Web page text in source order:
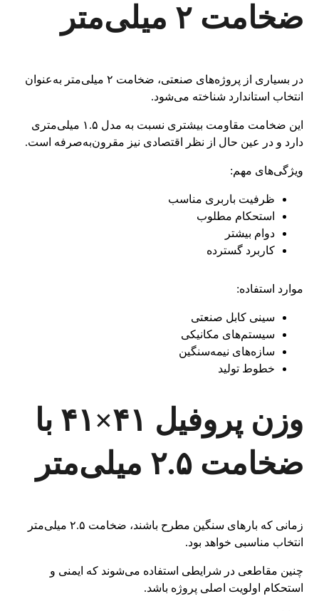
ضخامت ۲ میلی‌متر
در بسیاری از پروژه‌های صنعتی، ضخامت ۲ میلی‌متر به‌عنوان
انتخاب استاندارد شناخته می‌شود.
این ضخامت مقاومت بیشتری نسبت به مدل ۱.۵ میلی‌متری
دارد و در عین حال از نظر اقتصادی نیز مقرون‌به‌صرفه است.
ویژگی‌های مهم:
ظرفیت باربری مناسب
استحکام مطلوب
دوام بیشتر
کاربرد گسترده
موارد استفاده:
سینی کابل صنعتی
سیستم‌های مکانیکی
سازه‌های نیمه‌سنگین
خطوط تولید
وزن پروفیل ۴۱×۴۱ با
ضخامت ۲.۵ میلی‌متر
زمانی که بارهای سنگین مطرح باشند، ضخامت ۲.۵ میلی‌متر
انتخاب مناسبی خواهد بود.
چنین مقاطعی در شرایطی استفاده می‌شوند که ایمنی و
استحکام اولویت اصلی پروژه باشد.